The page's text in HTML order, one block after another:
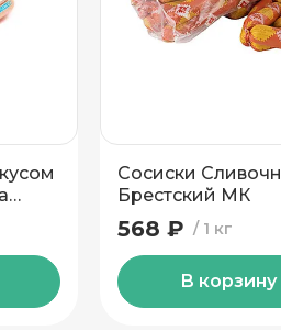
Сосиски
Брестский МК
1 кг
568 ₽
В корзину